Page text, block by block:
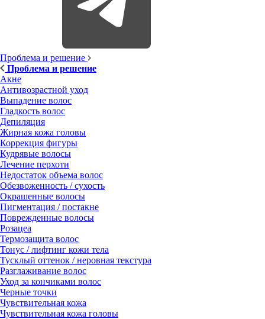
Проблема и решение
Проблема и решение
Акне
Антивозрастной уход
Выпадение волос
Гладкость волос
Депиляция
Жирная кожа головы
Коррекция фигуры
Кудрявые волосы
Лечение перхоти
Недостаток объема волос
Обезвоженность / сухость
Окрашенные волосы
Пигментация / постакне
Поврежденные волосы
Розацеа
Термозащита волос
Тонус / лифтинг кожи тела
Тусклый оттенок / неровная текстура
Разглаживание волос
Уход за кончиками волос
Черные точки
Чувствительная кожа
Чувствительная кожа головы